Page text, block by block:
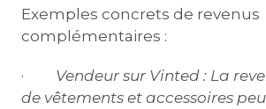
Exemples concrets de revenus
complémentaires :
· Vendeur sur Vinted : La
de vêtements et accessoires